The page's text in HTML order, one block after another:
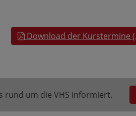
Download der Kurstermine
rund um die VHS informiert.